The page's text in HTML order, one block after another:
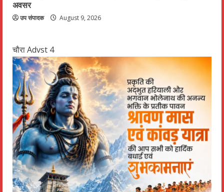
अवसर
उप संपादक August 9, 2026
चौरा Advst 4